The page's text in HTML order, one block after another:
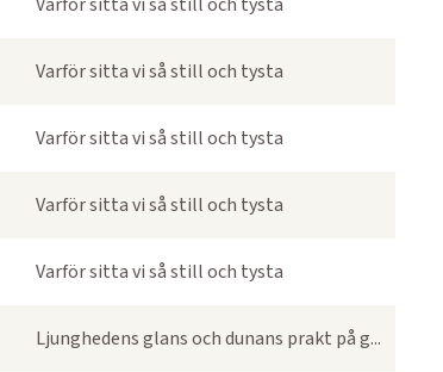
Varför sitta vi så still och tysta
Varför sitta vi så still och tysta
Varför sitta vi så still och tysta
Varför sitta vi så still och tysta
Ljunghedens glans och dunans prakt på g...